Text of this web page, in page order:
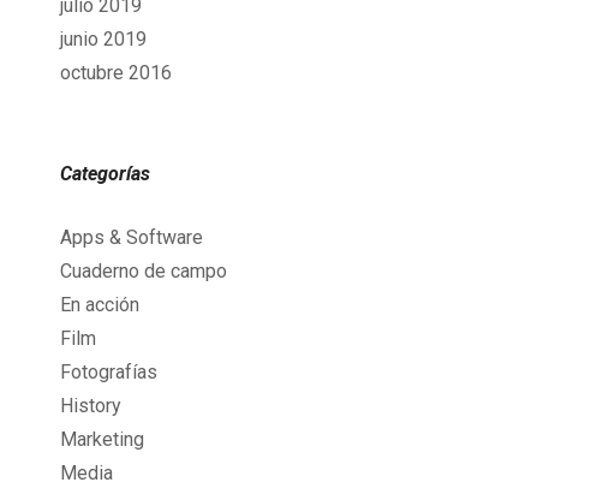
julio 2019
junio 2019
octubre 2016
Categorías
Apps & Software
Cuaderno de campo
En acción
Film
Fotografías
History
Marketing
Media